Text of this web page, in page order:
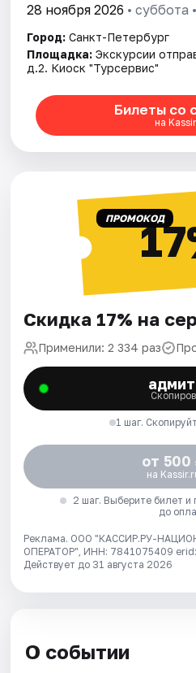
28 ноября 2026 • суббота
Город: Санкт-Петербург
Площадка: Экскурсии
д.2. Киоск "Турсервис"
Билеты со
на
ПРОМОКОД
Скидка 17% на
Применили: 2 334 раз
1 шаг.
от 500
на
2 шаг. Выберите билет
до
Реклама. ООО "КАССИР.РУ-
ОПЕРАТОР", ИНН: 7841075409 erid:
Действует до 31 августа 2026
О событии